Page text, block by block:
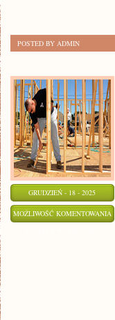
POSTED BY ADMIN
GRUDZIEŃ - 18 - 2025
MOŻLIWOŚĆ KOMENTOWANIA